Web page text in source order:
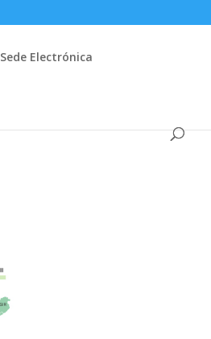
Sede Electrónica